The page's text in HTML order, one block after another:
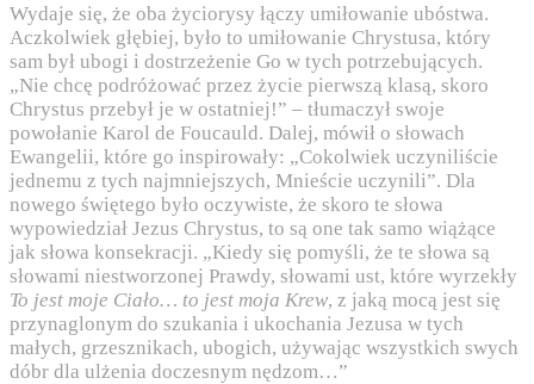
Wydaje się, że oba życiorysy łączy umiłowanie ubóstwa.
Aczkolwiek głębiej, było to umiłowanie Chrystusa, który
sam był ubogi i dostrzeżenie Go w tych potrzebujących.
„Nie chcę podróżować przez życie pierwszą klasą, skoro
Chrystus przebył je w ostatniej!” – tłumaczył swoje
powołanie Karol de Foucauld. Dalej, mówił o słowach
Ewangelii, które go inspirowały: „Cokolwiek uczyniliście
jednemu z tych najmniejszych, Mnieście uczynili”. Dla
nowego świętego było oczywiste, że skoro te słowa
wypowiedział Jezus Chrystus, to są one tak samo wiążące
jak słowa konsekracji. „Kiedy się pomyśli, że te słowa są
słowami niestworzonej Prawdy, słowami ust, które wyrzekły
To jest moje Ciało… to jest moja Krew, z jaką mocą jest się
przynaglonym do szukania i ukochania Jezusa w tych
małych, grzesznikach, ubogich, używając wszystkich swych
dóbr dla ulżenia doczesnym nędzom…”